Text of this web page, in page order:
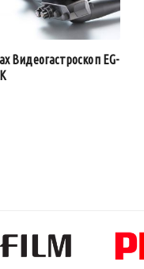
Видеогастроскоп EG-